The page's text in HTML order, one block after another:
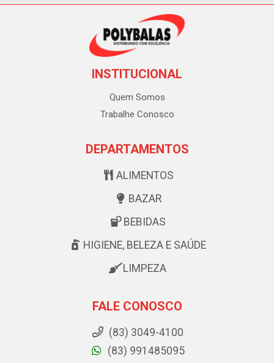
INSTITUCIONAL
Quem Somos
Trabalhe Conosco
DEPARTAMENTOS
ALIMENTOS
BAZAR
BEBIDAS
HIGIENE, BELEZA E SAÚDE
LIMPEZA
FALE CONOSCO
(83) 3049-4100
(83) 991485095